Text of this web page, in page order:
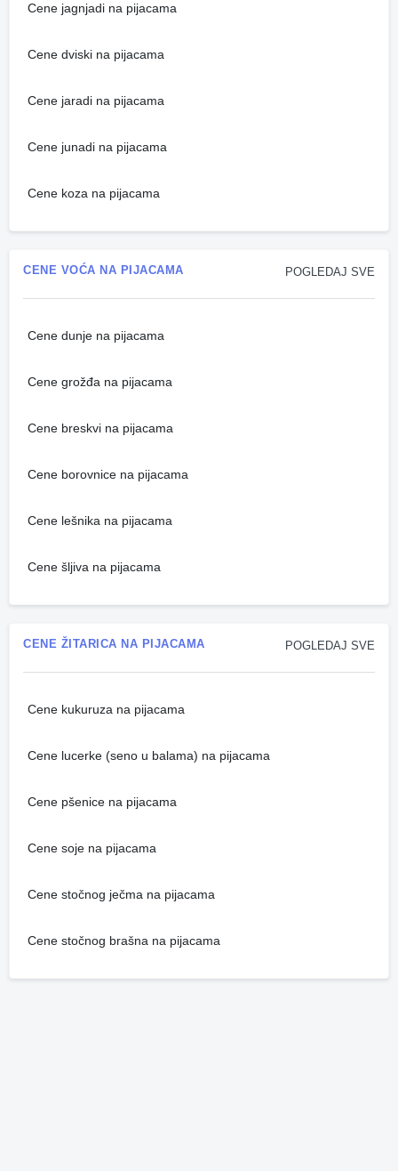
Cene jagnjadi na pijacama
Cene dviski na pijacama
Cene jaradi na pijacama
Cene junadi na pijacama
Cene koza na pijacama
POGLEDAJ SVE
CENE VOĆA NA PIJACAMA
Cene dunje na pijacama
Cene grožđa na pijacama
Cene breskvi na pijacama
Cene borovnice na pijacama
Cene lešnika na pijacama
Cene šljiva na pijacama
POGLEDAJ SVE
CENE ŽITARICA NA PIJACAMA
Cene kukuruza na pijacama
Cene lucerke (seno u balama) na pijacama
Cene pšenice na pijacama
Cene soje na pijacama
Cene stočnog ječma na pijacama
Cene stočnog brašna na pijacama